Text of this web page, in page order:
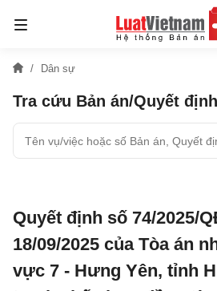
Dân sự
Tra cứu Bản án/Quyết
Quyết định số 74/2025/
18/09/2025 của Tòa án
vực 7 - Hưng Yên, tỉnh